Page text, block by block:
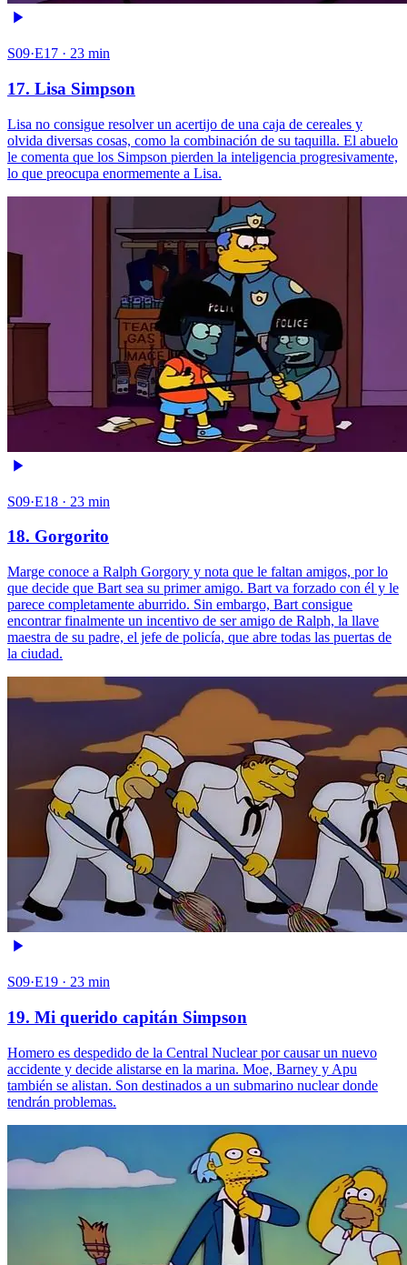
S09·E17 · 23 min
17. Lisa Simpson
Lisa no consigue resolver un acertijo de una caja de cereales y
olvida diversas cosas, como la combinación de su taquilla. El abuelo
le comenta que los Simpson pierden la inteligencia progresivamente,
lo que preocupa enormemente a Lisa.
S09·E18 · 23 min
18. Gorgorito
Marge conoce a Ralph Gorgory y nota que le faltan amigos, por lo
que decide que Bart sea su primer amigo. Bart va forzado con él y le
parece completamente aburrido. Sin embargo, Bart consigue
encontrar finalmente un incentivo de ser amigo de Ralph, la llave
maestra de su padre, el jefe de policía, que abre todas las puertas de
la ciudad.
S09·E19 · 23 min
19. Mi querido capitán Simpson
Homero es despedido de la Central Nuclear por causar un nuevo
accidente y decide alistarse en la marina. Moe, Barney y Apu
también se alistan. Son destinados a un submarino nuclear donde
tendrán problemas.